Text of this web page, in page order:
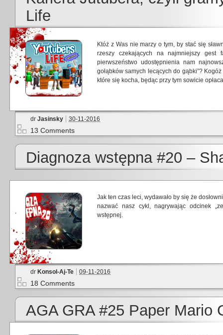
Life
Któż z Was nie marzy o tym, by stać się
rzeszy czekających na najmniejszy gest
pierwszeństwo udostępnienia nam
gołąbków samych lecących do gąbki”?
które się kocha, będąc przy tym sowicie
dr Jasinsky 30-11-2016
13 Comments
Diagnoza wstępna #20 –
Jak ten czas leci, wydawało by się że
nazwać nasz cykl, nagrywając odcinek
wstępnej.
dr Konsol-Aj-Te 09-11-2016
18 Comments
AGA GRA #25 Paper Mario